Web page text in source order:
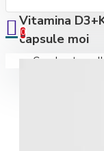
0
Coșul este gol!
Vitamina
capsule moi